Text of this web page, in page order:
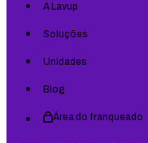
A Lavup
Soluções
Unidades
Blog
Área do franqueado